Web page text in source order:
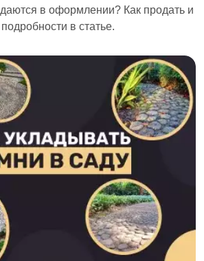
в оформлении? Как продать и
в статье.